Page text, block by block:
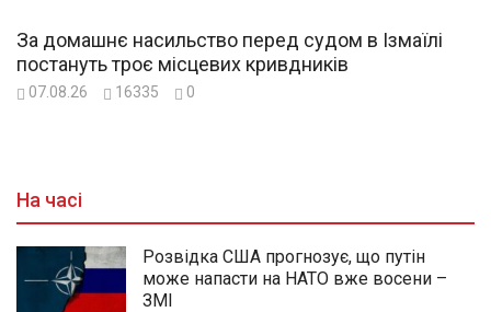
За домашнє насильство перед судом в Ізмаїлі
постануть троє місцевих кривдників
07.08.26 16335 0
На часі
Розвідка США прогнозує, що путін
може напасти на НАТО вже восени –
ЗМІ